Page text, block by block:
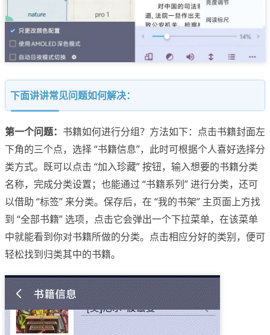
下面讲讲常见问题如何解决：
第一个问题： 书籍如何进行分组？方法如下：点击书籍封面左
下角的三个点，选择 “书籍信息”，此时可根据个人喜好选择分
类方式。既可以点击 “加入珍藏” 按钮，输入想要的书籍分类
名称，完成分类设置；也能通过 “书籍系列” 进行分类，还可
以借助 “标签” 来分类。保存后，在 “我的书架” 主页面上方找
到 “全部书籍” 选项，点击它会弹出一个下拉菜单，在该菜单
中就能看到你对书籍所做的分类。点击相应分好的类别，便可
轻松找到归类其中的书籍。